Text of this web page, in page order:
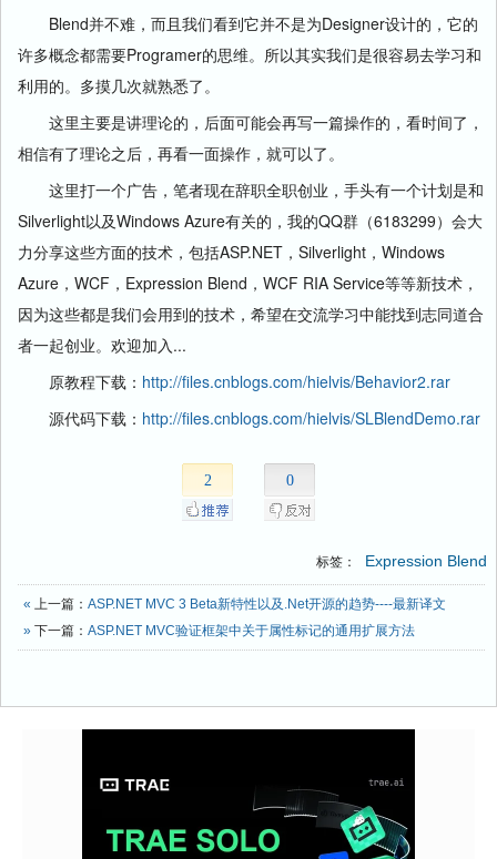
Blend并不难，而且我们看到它并不是为Designer设计的，它的
许多概念都需要Programer的思维。所以其实我们是很容易去学习和
利用的。多摸几次就熟悉了。
这里主要是讲理论的，后面可能会再写一篇操作的，看时间了，
相信有了理论之后，再看一面操作，就可以了。
这里打一个广告，笔者现在辞职全职创业，手头有一个计划是和
Silverlight以及Windows Azure有关的，我的QQ群（6183299）会大
力分享这些方面的技术，包括ASP.NET，Silverlight，Windows
Azure，WCF，Expression Blend，WCF RIA Service等等新技术，
因为这些都是我们会用到的技术，希望在交流学习中能找到志同道合
者一起创业。欢迎加入...
原教程下载： http://files.cnblogs.com/hielvis/Behavior2.rar
源代码下载： http://files.cnblogs.com/hielvis/SLBlendDemo.rar
2 0
标签： Expression Blend
« 上一篇： ASP.NET MVC 3 Beta新特性以及.Net开源的趋势----最新译文
» 下一篇： ASP.NET MVC验证框架中关于属性标记的通用扩展方法